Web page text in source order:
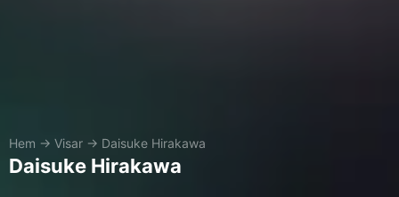
Hem → Visar → Daisuke Hirakawa
Daisuke Hirakawa